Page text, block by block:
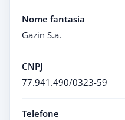
Nome fantasia
Gazin S.a.
CNPJ
77.941.490/0323-59
Telefone